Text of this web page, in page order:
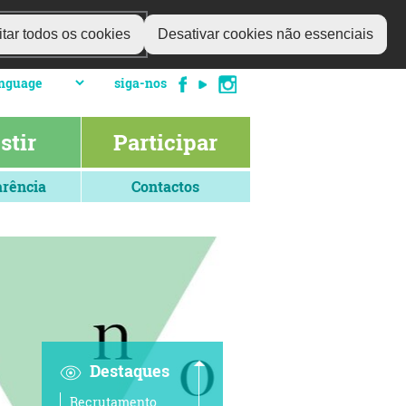
todos os cookies Desativar cookies não essenciais
siga-nos
Participar
Contactos
Destaques
Recrutamento